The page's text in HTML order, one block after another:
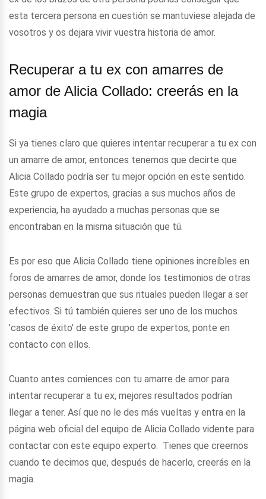
esta tercera persona en cuestión se mantuviese alejada de
vosotros y os dejara vivir vuestra historia de amor.
Recuperar a tu ex con amarres de
amor de Alicia Collado: creerás en la
magia
Si ya tienes claro que quieres intentar recuperar a tu ex con
un amarre de amor, entonces tenemos que decirte que
Alicia Collado podría ser tu mejor opción en este sentido.
Este grupo de expertos, gracias a sus muchos años de
experiencia, ha ayudado a muchas personas que se
encontraban en la misma situación que tú.
Es por eso que Alicia Collado tiene opiniones increíbles en
foros de amarres de amor, donde los testimonios de otras
personas demuestran que sus rituales pueden llegar a ser
efectivos. Si tú también quieres ser uno de los muchos
'casos de éxito' de este grupo de expertos, ponte en
contacto con ellos.
Cuanto antes comiences con tu amarre de amor para
intentar recuperar a tu ex, mejores resultados podrían
llegar a tener. Así que no le des más vueltas y entra en la
página web oficial del equipo de Alicia Collado vidente para
contactar con este equipo experto. Tienes que creernos
cuando te decimos que, después de hacerlo, creerás en la
magia.